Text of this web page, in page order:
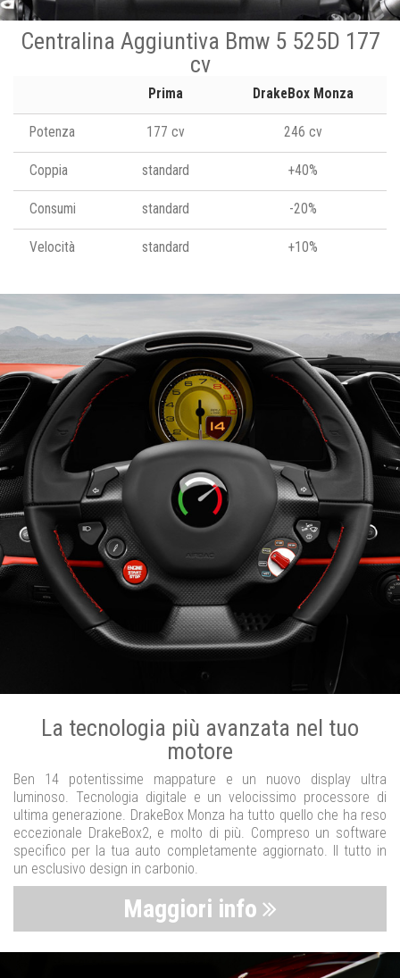
Centralina Aggiuntiva Bmw 5 525D 177
cv
Prima DrakeBox Monza
Potenza 177 cv 246 cv
Coppia standard +40%
Consumi standard -20%
Velocità standard +10%
La tecnologia più avanzata nel tuo
motore
Ben 14 potentissime mappature e un nuovo display ultra
luminoso. Tecnologia digitale e un velocissimo processore di
ultima generazione. DrakeBox Monza ha tutto quello che ha reso
eccezionale DrakeBox2, e molto di più. Compreso un software
specifico per la tua auto completamente aggiornato. Il tutto in
un esclusivo design in carbonio.
Maggiori info